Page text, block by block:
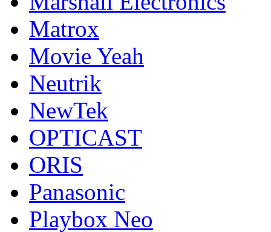
Matrox
Movie Yeah
Neutrik
NewTek
OPTICAST
ORIS
Panasonic
Playbox Neo